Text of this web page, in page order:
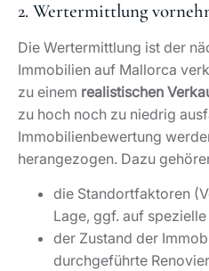
2. Wertermittlung
Die Wertermittlung ist der
Immobilien auf Mallorca
zu einem realistischen
zu hoch noch zu niedrig
Immobilienbewertung
herangezogen. Dazu
die Standortfaktoren
Lage, ggf. auf
der Zustand der
durchgeführte